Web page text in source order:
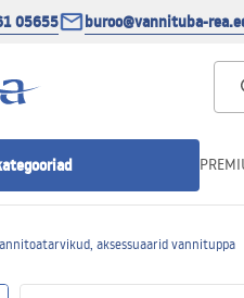
05655 buroo@vannituba-
aksessuaarid vannituppa